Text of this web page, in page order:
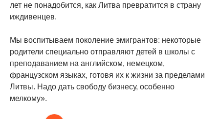
лет не понадобится, как Литва превратится в страну
иждивенцев.
Мы воспитываем поколение эмигрантов: некоторые
родители специально отправляют детей в школы с
преподаванием на английском, немецком,
французском языках, готовя их к жизни за пределами
Литвы. Надо дать свободу бизнесу, особенно
мелкому».